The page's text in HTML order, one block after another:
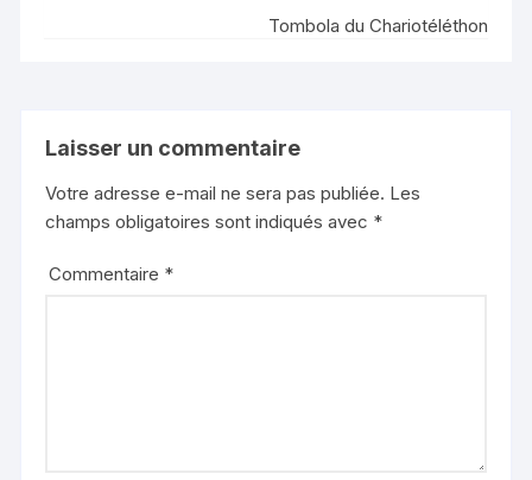
Tombola du Chariotéléthon
Laisser un commentaire
Votre adresse e-mail ne sera pas publiée. Les
champs obligatoires sont indiqués avec *
Commentaire *